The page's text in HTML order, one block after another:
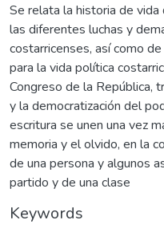
Se relata la historia de
las diferentes luchas y
costarricenses, así como
para la vida política
Congreso de la República,
y la democratización del
escritura se unen una vez
memoria y el olvido, en la
de una persona y algunos
partido y de una clase
Keywords